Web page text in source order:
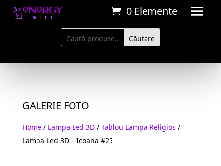
0 Elemente
GALERIE FOTO
Home/ Lampa Led 3D/ Tablou Lampa Religios /
Lampa Led 3D – Icoana #25